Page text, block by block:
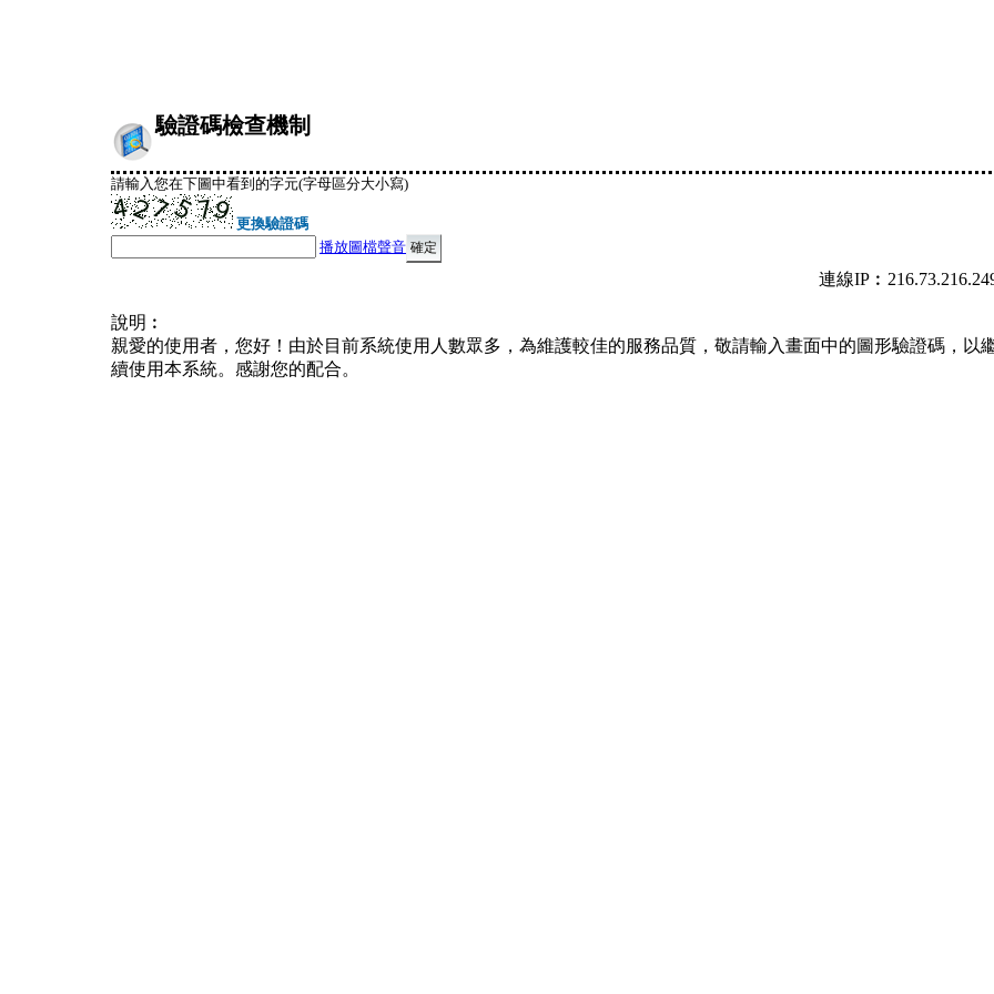
驗證碼檢查機制
請輸入您在下圖中看到的字元(字母區分大小寫)
更換驗證碼
播放圖檔聲音
連線
說明︰
親愛的使用者，您好！由於目前系統使用人數眾多，為維護較佳的服務品質，敬請輸入畫面中的圖形驗證碼，以
續使用本系統。感謝您的配合。